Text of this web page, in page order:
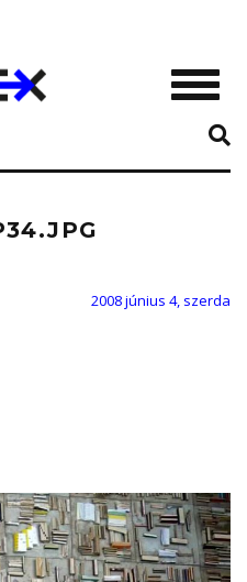
2008 június 4, szerda